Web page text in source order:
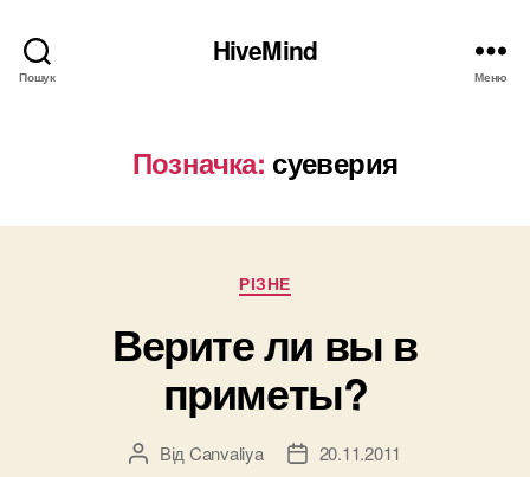
Пошук
HiveMind
Меню
Позначка: суеверия
Категорії
РІЗНЕ
Верите ли вы в
приметы?
Автор
Від Canvaliya
Дата20.11.2011